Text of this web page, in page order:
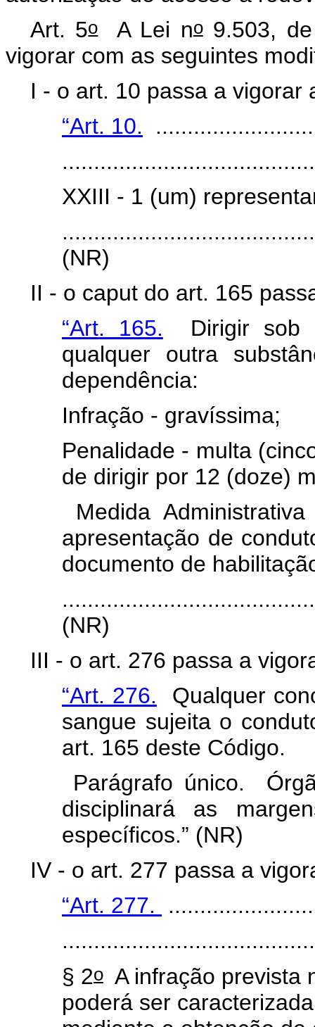
Art. 5oA Lei no9.503, de
vigorar com as seguintes
I - o art. 10 passa a
“Art. 10.
XXIII - 1 (um)
(NR)
II - o caput do art. 165
“Art. 165. Dirigir sob
qualquer outra
dependência:
Infração - gravíssima;
Penalidade - multa
de dirigir por 12 (doze)
Medida
apresentação de
documento de
(NR)
III - o art. 276 passa a
“Art. 276. Qualquer
sangue sujeita o
art. 165 deste Código.
Parágrafo único.
disciplinará as
específicos.” (NR)
IV - o art. 277 passa a
“Art. 277.
§ 2o A infração prevista
poderá ser